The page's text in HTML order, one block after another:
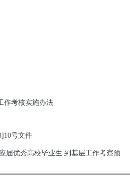
作考核实施办法
号文件
届优秀高校毕业生 到基层工作考察预